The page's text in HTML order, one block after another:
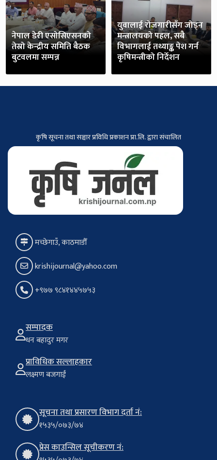
नेपाल डेरी एसोसिएसनको
तेस्रो केन्द्रीय समिति बैठक
बुटवलमा सम्पन्न
युवालाई रोजगारीसँग जोड्न
मन्त्रालयको पहल, सबै
विभागलाई तथ्याङ्क पेश गर्न
कृषिमन्त्रीको निर्देशन
कृषि सूचना तथा सञ्चार प्रविधि प्रकाशन प्रा.लि. द्वारा संचालित
मच्छेगाउँ, काठमाडौँ
krishijournal@yahoo.com
+९७७ ९८४१४४५७५३
सम्पादक
धन बहादुर मगर
प्राविधिक सल्लाहकार
लक्ष्मण बजगाईं
सूचना तथा प्रसारण विभाग दर्ता नं:
१५३५/०७३/७४
प्रेस काउन्सिल सूचीकरण नं: